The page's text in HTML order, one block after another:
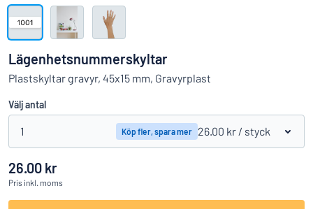
Hittar du inte det du söker? Börja designa din skylt
Visa alla kategorier
Logga
in
Kundservice
Privatperson Företag
Lägenhetsnummerskyltar
Plastskyltar gravyr, 45x15 mm, Gravyrplast
Välj antal
1 Köp fler, spara mer 26.00 kr / styck
26.00 kr
Pris inkl. moms